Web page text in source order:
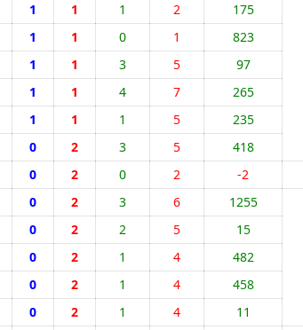
1 1 1 2
175
1 1 0 1
823
1 1 3 5
97
1 1 4 7
265
1 1 1 5
235
0 2 3 5
418
0 2 0 2 -2
0 2 3 6
1255
0 2 2 5
15
0 2 1 4
482
0 2 1 4
458
0 2 1 4
11